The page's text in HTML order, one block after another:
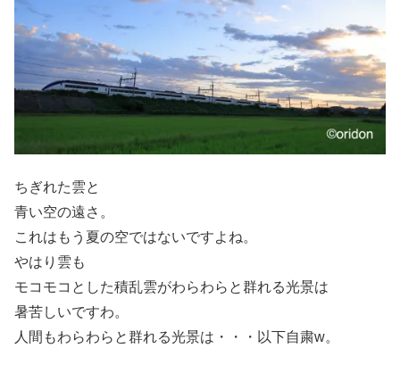
ちぎれた雲と
青い空の遠さ。
これはもう夏の空ではないですよね。
やはり雲も
モコモコとした積乱雲がわらわらと群れる光景は
暑苦しいですわ。
人間もわらわらと群れる光景は・・・以下自粛w。